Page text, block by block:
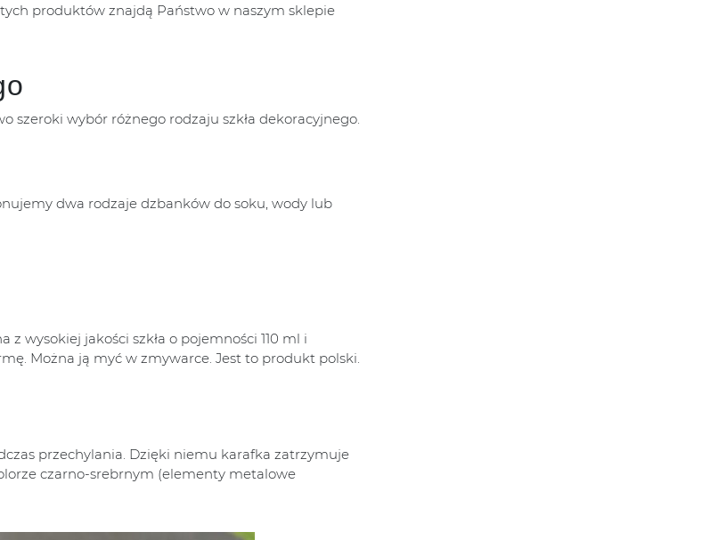
produktów znajdą Państwo w naszym sklepie
szeroki wybór różnego rodzaju szkła dekoracyjnego.
dwa rodzaje dzbanków do soku, wody lub
wysokiej jakości szkła o pojemności 110 ml i
Można ją myć w zmywarce. Jest to produkt polski.
przechylania. Dzięki niemu karafka zatrzymuje
czarno-srebrnym (elementy metalowe